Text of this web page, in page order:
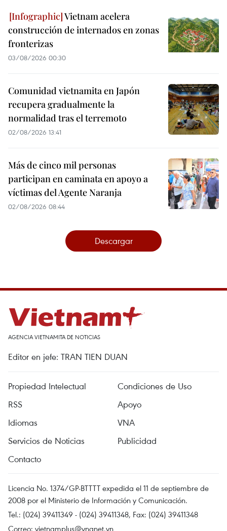
Vietnam acelera
construcción de internados en zonas
fronterizas
03/08/2026 00:30
Comunidad vietnamita en Japón
recupera gradualmente la
normalidad tras el terremoto
02/08/2026 13:41
Más de cinco mil personas
participan en caminata en apoyo a
víctimas del Agente Naranja
02/08/2026 08:44
Descargar
AGENCIA VIETNAMITA DE NOTICIAS
Editor en jefe: TRAN TIEN DUAN
Propiedad Intelectual
Condiciones de Uso
RSS
Apoyo
Idiomas
VNA
Servicios de Noticias
Publicidad
Contacto
Licencia No. 1374/GP-BTTTT expedida el 11 de septiembre de
2008 por el Ministerio de Información y Comunicación.
Tel.: (024) 39411349 - (024) 39411348, Fax: (024) 39411348
Correo: vietnamplus@vnanet.vn